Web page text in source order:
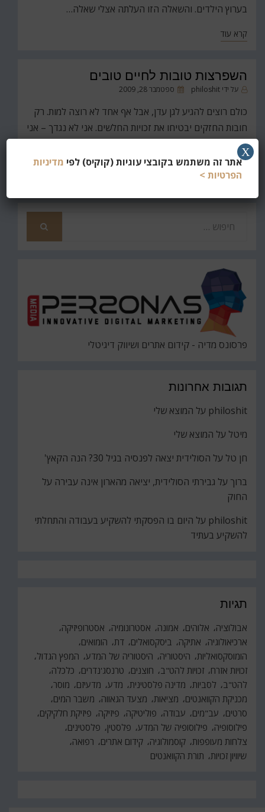
בערוץ הילדים. והשאלה הזו העלתה אצלי שאלה…
קרא עוד
השפרצות טובות לחיים טובים
על ידי philoshit
פורסםספטמבר 28, 2009
כולם רוצים להגיע לגן עדן, אבל אף אחד לא רוצה למות. רק
חובות החזקים יבטיחו את זכויות החלשים. אני לא נגדך – אני
פשוט בעדי. אינטליגנציה היא המילים – דמיון הוא המנגינה.
קרא עוד
פרסונס מדיה - קידום אתרים ושיווק דיגיטלי
תגובות אחרונות
philoshit על המוצא שלי
מיטל על המוצא שלי
חן טל על הסולידית יצאה לפנסיה בגיל 30? הנה הקאץ'
ברוך על גבירתי הסולידית, יציאה מהארון אינה עבירה על
החוק
philoshit על היום בו הפסקתי להשקיע בעבודה והתחלתי
להשקיע בעתיד
תגיות
אבולוציה אלוהים אמונה אסטרונומיה
אסטרופיזיקה
ארכיאולוגיה
אתיקה ביסקסואלים דת הומואים
הומוסקסואליות היסטוריה היסטוריה של המדע המפץ הגדול
זכויות אזרח זכויות להט"ב חוצנים טרנסג'נדרים
כלכלה
להט"ב
לסביות מדינה פלסטינית מדע מדעיזם
מוסר
מכניקת הקוואנטים
מציאות מצעד הגאווה
משבר המים
סרטים
עב"מים עבודה פוליטיקה פיזיקה
פיזיקת חלקיקים
פילוסופיה
פילוסופיה של המדע פלסטין פלסטינים
צלחות מעופפות קוסמולוגיה קידום אתרים
רפואה
שיוויון זכויות תורת הקוואנטים
אתר זה משתמש בקובצי עוגיות (קוקיס) לפי מדיניות
הפרטיות >
X